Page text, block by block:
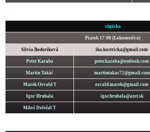
súpiska
Piatok 17:00 (Lokomotíva)
Silvia Bodoriková ika.kostricka@gmail.com
Peter Karaba peter.karaba@outlook.com
Martin Takáč martintakac72@gmail.com
Marek Osvald T osvald.marek@gmail.com
Igor Hrubala igor.hrubala@azet.sk
Miloš Doležal T